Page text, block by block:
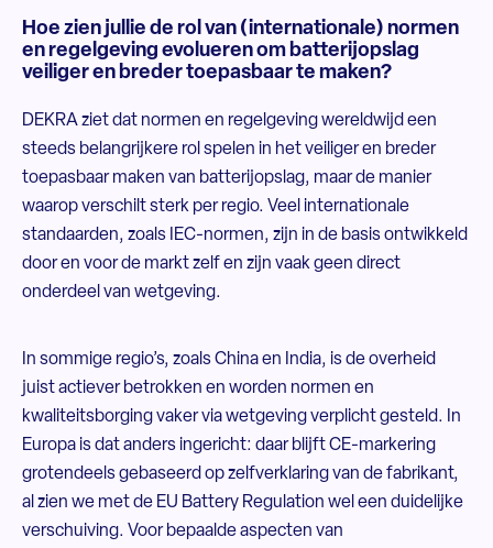
Hoe zien jullie de rol van (internationale) normen
en regelgeving evolueren om batterijopslag
veiliger en breder toepasbaar te maken?
DEKRA ziet dat normen en regelgeving wereldwijd een
steeds belangrijkere rol spelen in het veiliger en breder
toepasbaar maken van batterijopslag, maar de manier
waarop verschilt sterk per regio. Veel internationale
standaarden, zoals IEC-normen, zijn in de basis ontwikkeld
door en voor de markt zelf en zijn vaak geen direct
onderdeel van wetgeving.
In sommige regio’s, zoals China en India, is de overheid
juist actiever betrokken en worden normen en
kwaliteitsborging vaker via wetgeving verplicht gesteld. In
Europa is dat anders ingericht: daar blijft CE-markering
grotendeels gebaseerd op zelfverklaring van de fabrikant,
al zien we met de EU Battery Regulation wel een duidelijke
verschuiving. Voor bepaalde aspecten van